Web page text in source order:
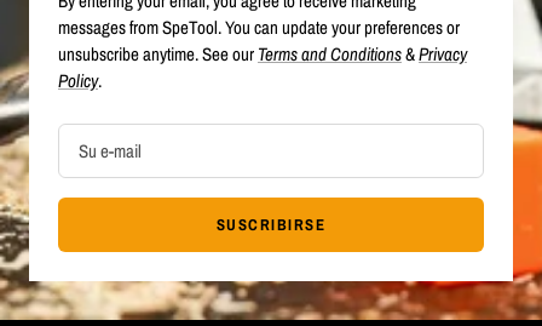
messages from SpeTool. You can update your preferences or
unsubscribe anytime. See ourTerms and Conditions&Privacy
Policy.
Su e-mail
SUSCRIBIRSE